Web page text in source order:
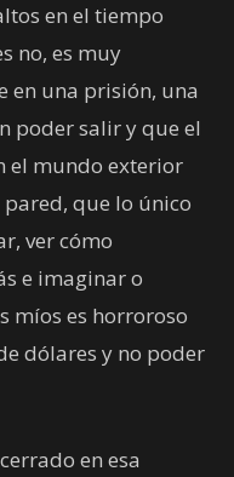
en el tiempo
no, es muy
en una prisión, una
poder salir y que el
el mundo exterior
que lo único
ver cómo
e imaginar o
míos es horroroso
dólares y no poder
en esa